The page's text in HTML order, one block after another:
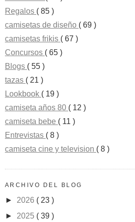
Regalos ( 85 )
camisetas de diseño ( 69 )
camisetas frikis ( 67 )
Concursos ( 65 )
Blogs ( 55 )
tazas ( 21 )
Lookbook ( 19 )
camiseta años 80 ( 12 )
camiseta bebe ( 11 )
Entrevistas ( 8 )
camiseta cine y television ( 8 )
ARCHIVO DEL BLOG
► 2026 ( 23 )
► 2025 ( 39 )